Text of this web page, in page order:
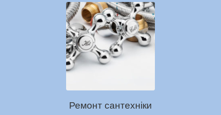
Ремонт сантехніки